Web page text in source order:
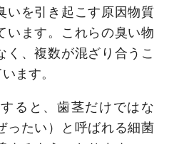
いを引き起こす原因物質
います。これらの臭い物
く、複数が混ざり合うこ
ます。
ると、歯茎だけではな
ったい）と呼ばれる細菌